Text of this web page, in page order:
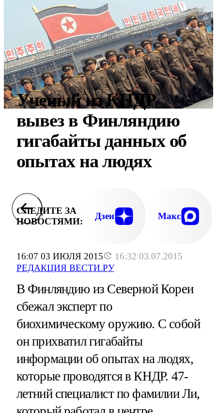
16:07 03 ИЮЛЯ 2015
16:32 03.07.2015
РЕДАКЦИЯ ВЕСТИ.РУ
Ученый из КНДР
вывез в Финляндию
гигабайты данных об
опытах на людях
СЛЕДИТЕ ЗА
НОВОСТЯМИ:
Дзен Макс
В Финляндию из Северной Кореи
сбежал эксперт по
биохимическому оружию. С собой
он прихватил гигабайты
информации об опытах на людях,
которые проводятся в КНДР. 47-
летний специалист по фамилии Ли,